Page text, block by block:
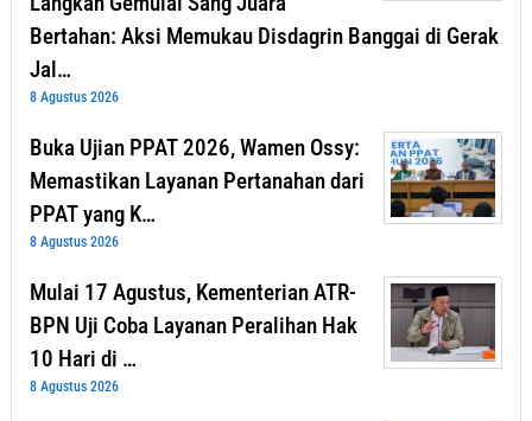
Bertahan: Aksi Memukau Disdagrin Banggai di Gerak
Jal…
8 Agustus 2026
Buka Ujian PPAT 2026, Wamen Ossy:
Memastikan Layanan Pertanahan dari
PPAT yang K…
8 Agustus 2026
Mulai 17 Agustus, Kementerian ATR-
BPN Uji Coba Layanan Peralihan Hak
10 Hari di …
8 Agustus 2026